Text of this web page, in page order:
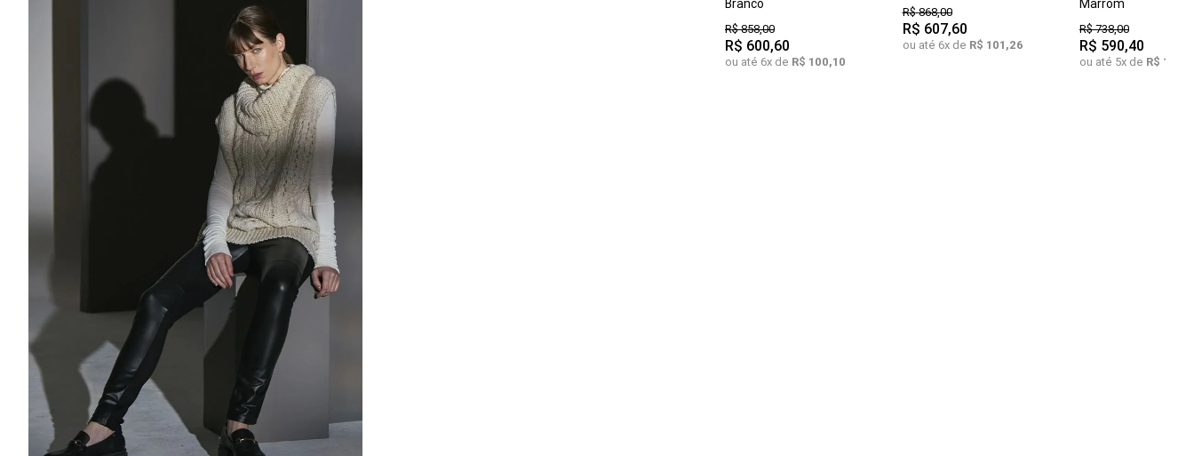
Branco
R$858,00
R$ 600,60
ou até 6x de R$ 100,10
R$868,00
R$ 607,60
ou até 6x de R$ 101,26
Marrom
R$738,00
R$ 590,40
ou até 5x de R$ 118